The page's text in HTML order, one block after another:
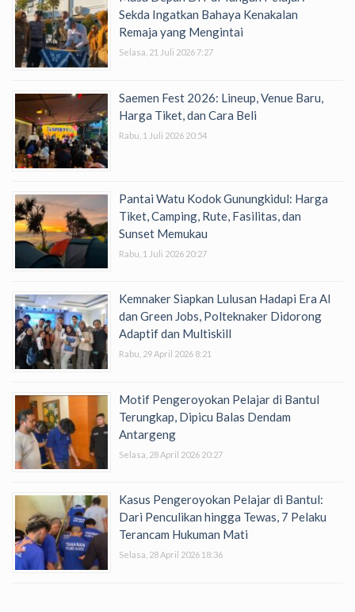
Sekda Ingatkan Bahaya Kenakalan
Remaja yang Mengintai
Selasa, 21 Juli 2026 7:27
Saemen Fest 2026: Lineup, Venue Baru,
Harga Tiket, dan Cara Beli
Rabu, 1 Juli 2026 20:54
Pantai Watu Kodok Gunungkidul: Harga
Tiket, Camping, Rute, Fasilitas, dan
Sunset Memukau
Rabu, 1 Juli 2026 20:27
Kemnaker Siapkan Lulusan Hadapi Era AI
dan Green Jobs, Polteknaker Didorong
Adaptif dan Multiskill
Rabu, 29 April 2026 8:21
Motif Pengeroyokan Pelajar di Bantul
Terungkap, Dipicu Balas Dendam
Antargeng
Selasa, 28 April 2026 20:27
Kasus Pengeroyokan Pelajar di Bantul:
Dari Penculikan hingga Tewas, 7 Pelaku
Terancam Hukuman Mati
Selasa, 28 April 2026 18:36